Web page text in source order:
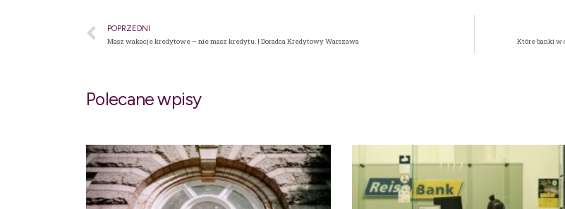
POPRZEDNI
Masz wakacje kredytowe – nie masz kredytu. | Doradca Kredytowy Warszawa Które banki w
Polecane wpisy